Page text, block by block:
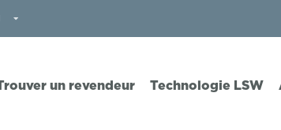
un revendeur Technologie LSW